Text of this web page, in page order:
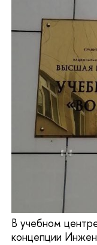
В учебном
концепции